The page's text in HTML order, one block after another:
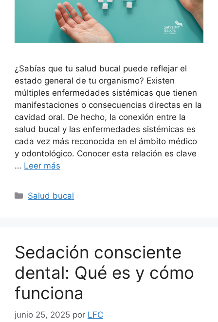
¿Sabías que tu salud bucal puede reflejar el
estado general de tu organismo? Existen
múltiples enfermedades sistémicas que tienen
manifestaciones o consecuencias directas en la
cavidad oral. De hecho, la conexión entre la
salud bucal y las enfermedades sistémicas es
cada vez más reconocida en el ámbito médico
y odontológico. Conocer esta relación es clave
… Leer más
Salud bucal
Sedación consciente
dental: Qué es y cómo
funciona
junio 25, 2025 por LFC